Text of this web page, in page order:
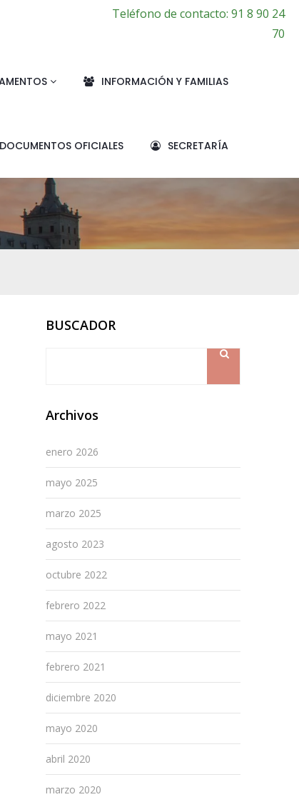
Teléfono de contacto: 91 8 90 24
70
INFORMACIÓN Y FAMILIAS
DOCUMENTOS OFICIALES SECRETARÍA
BUSCADOR
Archivos
enero 2026
mayo 2025
marzo 2025
agosto 2023
octubre 2022
febrero 2022
mayo 2021
febrero 2021
diciembre 2020
mayo 2020
abril 2020
marzo 2020